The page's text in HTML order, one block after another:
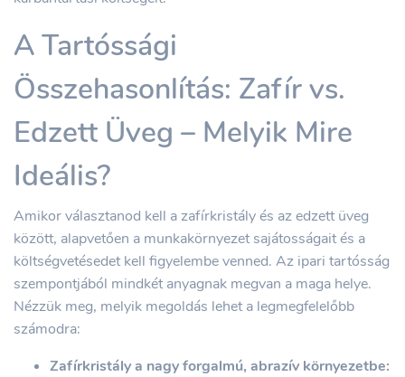
A Tartóssági
Összehasonlítás: Zafír vs.
Edzett Üveg – Melyik Mire
Ideális?
Amikor választanod kell a zafírkristály és az edzett üveg
között, alapvetően a munkakörnyezet sajátosságait és a
költségvetésedet kell figyelembe venned. Az ipari tartósság
szempontjából mindkét anyagnak megvan a maga helye.
Nézzük meg, melyik megoldás lehet a legmegfelelőbb
számodra:
Zafírkristály a nagy forgalmú, abrazív környezetbe: